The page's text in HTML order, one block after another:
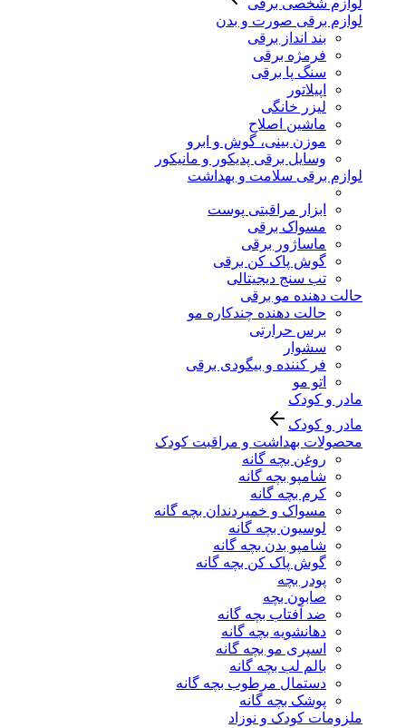
لوازم شخصی برقی
لوازم برقی صورت و بدن
بند انداز برقی
فرمژه برقی
سنگ پا برقی
اپیلاتور
لیزر خانگی
ماشین اصلاح
موزن بینی، گوش و ابرو
وسایل برقی پدیکور و مانیکور
لوازم برقی سلامت و بهداشت
ابزار مراقبتی پوست
مسواک برقی
ماساژور برقی
گوش پاک کن برقی
تب سنج دیجیتالی
حالت دهنده مو برقی
حالت دهنده چندکاره مو
برس حرارتی
سشوار
فر کننده و بیگودی برقی
اتو مو
مادر و کودک
مادر و کودک
محصولات بهداشت و مراقبت کودک
روغن بچه گانه
شامپو بچه گانه
کرم بچه گانه
مسواک و خمیردندان بچه گانه
لوسیون بچه گانه
شامپو بدن بچه گانه
گوش پاک کن بچه گانه
پودر بچه
صابون بچه
ضد آفتاب بچه گانه
دهانشویه بچه گانه
اسپری مو بچه گانه
بالم لب بچه گانه
دستمال مرطوب بچه گانه
پوشک بچه گانه
ملزومات کودک و نوزاد